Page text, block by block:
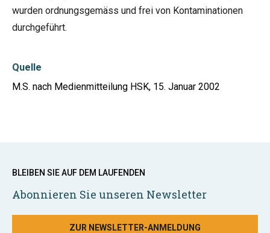
wurden ordnungsgemäss und frei von Kontaminationen
durchgeführt.
Quelle
M.S. nach Medienmitteilung HSK, 15. Januar 2002
BLEIBEN SIE AUF DEM LAUFENDEN
Abonnieren Sie unseren Newsletter
ZUR NEWSLETTER-ANMELDUNG